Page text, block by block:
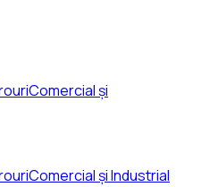
Comercial și
Comercial și Industrial